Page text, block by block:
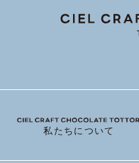
私たちについて